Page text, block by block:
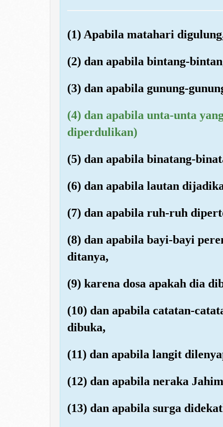
(1) Apabila matahari
(2) dan apabila bintang-
(3) dan apabila gunung-
(4) dan apabila unta-unta
diperdulikan)
(5) dan apabila binatang-
(6) dan apabila lautan
(7) dan apabila ruh-ruh
(8) dan apabila bayi-bayi
ditanya,
(9) karena dosa apakah dia
(10) dan apabila catatan-
dibuka,
(11) dan apabila langit
(12) dan apabila neraka
(13) dan apabila surga